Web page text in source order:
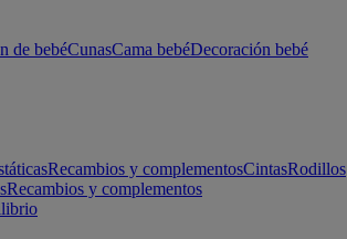
de bebéCunasCama bebéDecoración bebé
Recambios y complementosCintasRodillos
Recambios y complementos